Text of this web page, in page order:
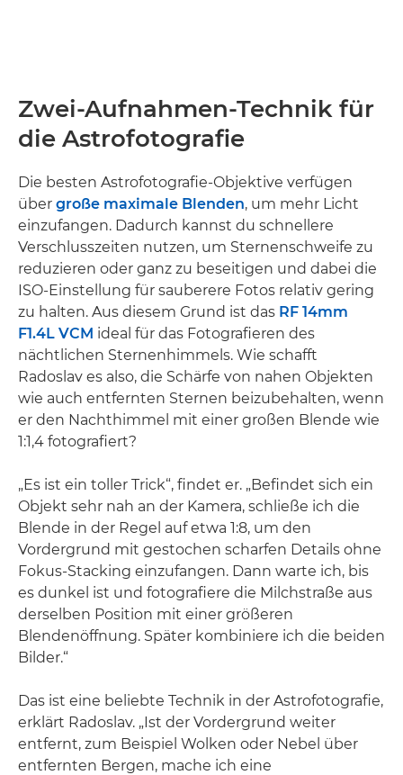
Zwei-Aufnahmen-Technik für
die Astrofotografie
Die besten Astrofotografie-Objektive verfügen
über große maximale Blenden, um mehr Licht
einzufangen. Dadurch kannst du schnellere
Verschlusszeiten nutzen, um Sternenschweife zu
reduzieren oder ganz zu beseitigen und dabei die
ISO-Einstellung für sauberere Fotos relativ gering
zu halten. Aus diesem Grund ist das RF 14mm
F1.4L VCM ideal für das Fotografieren des
nächtlichen Sternenhimmels. Wie schafft
Radoslav es also, die Schärfe von nahen Objekten
wie auch entfernten Sternen beizubehalten, wenn
er den Nachthimmel mit einer großen Blende wie
1:1,4 fotografiert?
„Es ist ein toller Trick“, findet er. „Befindet sich ein
Objekt sehr nah an der Kamera, schließe ich die
Blende in der Regel auf etwa 1:8, um den
Vordergrund mit gestochen scharfen Details ohne
Fokus-Stacking einzufangen. Dann warte ich, bis
es dunkel ist und fotografiere die Milchstraße aus
derselben Position mit einer größeren
Blendenöffnung. Später kombiniere ich die beiden
Bilder.“
Das ist eine beliebte Technik in der Astrofotografie,
erklärt Radoslav. „Ist der Vordergrund weiter
entfernt, zum Beispiel Wolken oder Nebel über
entfernten Bergen, mache ich eine